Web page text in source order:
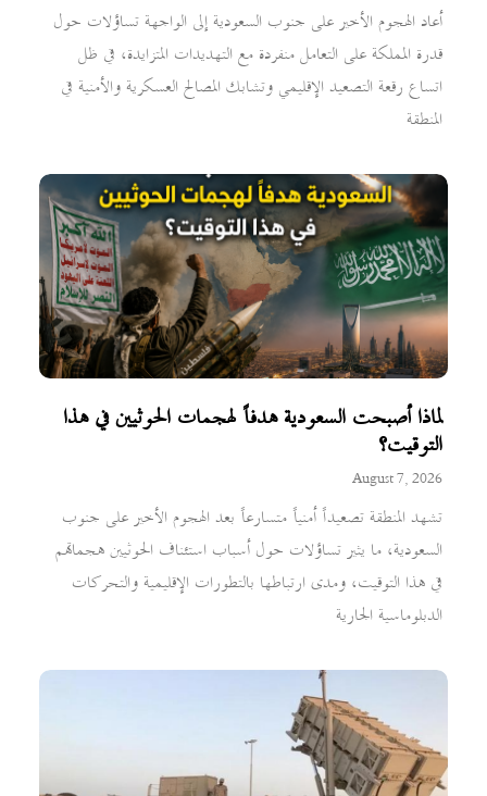
أعاد الهجوم الأخير على جنوب السعودية إلى الواجهة تساؤلات حول
قدرة المملكة على التعامل منفردة مع التهديدات المتزايدة، في ظل
اتساع رقعة التصعيد الإقليمي وتشابك المصالح العسكرية والأمنية في
المنطقة
لماذا أصبحت السعودية هدفاً لهجمات الحوثيين في هذا
التوقيت؟
August 7, 2026
تشهد المنطقة تصعيداً أمنياً متسارعاً بعد الهجوم الأخير على جنوب
السعودية، ما يثير تساؤلات حول أسباب استئناف الحوثيين هجماتهم
في هذا التوقيت، ومدى ارتباطها بالتطورات الإقليمية والتحركات
الدبلوماسية الجارية